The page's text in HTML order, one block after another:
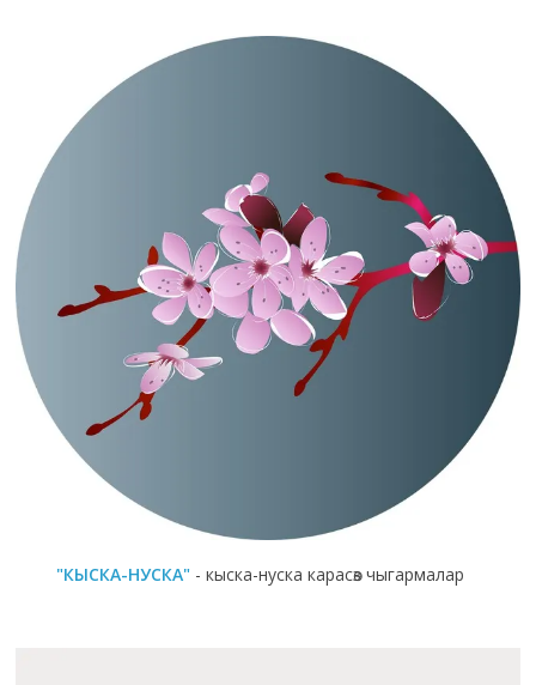
"КЫСКА-НУСКА" - кыска-нуска карасөз чыгармалар